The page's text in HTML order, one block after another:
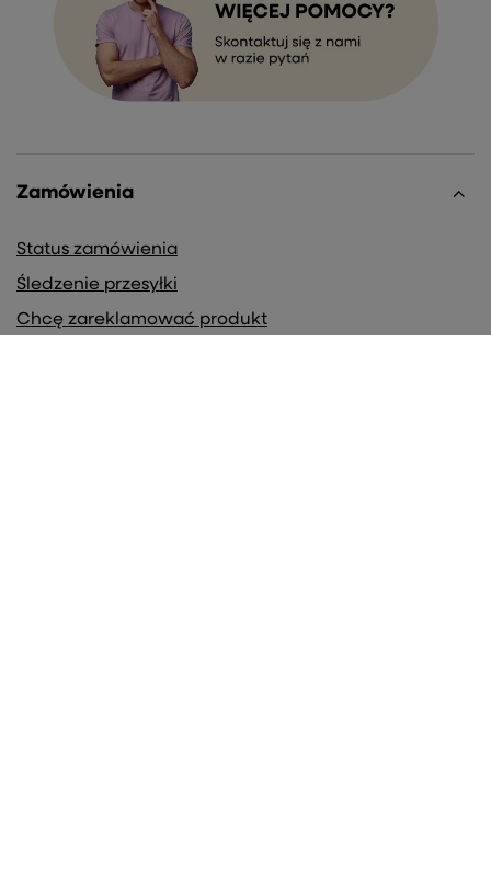
Zamówienia
Status zamówienia
Śledzenie przesyłki
Chcę zareklamować produkt